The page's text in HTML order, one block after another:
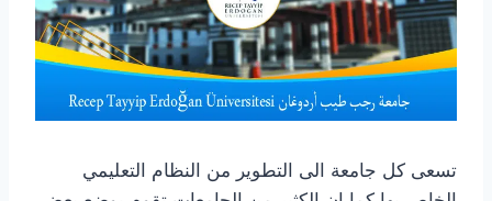
تسعى كل جامعة الى التطوير من النظام التعليمي